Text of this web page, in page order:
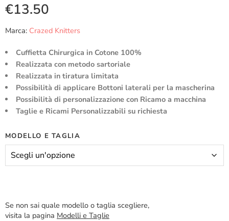
€13.50
Marca: Crazed Knitters
Cuffietta Chirurgica in Cotone 100%
Realizzata con metodo sartoriale
Realizzata in tiratura limitata
Possibilità di applicare Bottoni laterali per la mascherina
Possibilità di personalizzazione con Ricamo a macchina
Taglie e Ricami Personalizzabili su richiesta
MODELLO E TAGLIA
Se non sai quale modello o taglia scegliere,
visita la pagina Modelli e Taglie